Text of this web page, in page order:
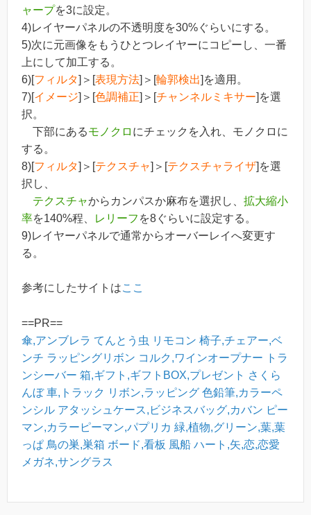
ャープを3に設定。
4)レイヤーパネルの不透明度を30%ぐらいにする。
5)次に元画像をもうひとつレイヤーにコピーし、一番
上にして加工する。
6)[フィルタ]＞[表現方法]＞[輪郭検出]を適用。
7)[イメージ]＞[色調補正]＞[チャンネルミキサー]を選
択。
下部にあるモノクロ にチェックを入れ、モノクロに
する。
8)[フィルタ]＞[テクスチャ]＞[テクスチャライザ]を選
択し、
テクスチャからカンパスか麻布を選択し、 拡大縮小
率を140%程、 レリーフ を8ぐらいに設定する。
9)レイヤーパネルで通常からオーバーレイへ変更す
る。
参考にしたサイトはここ
==PR==
傘,アンブレラ てんとう虫 リモコン 椅子,チェアー,ベ
ンチ ラッピングリボン コルク,ワインオープナー
トラ
ンシーバー 箱,ギフト,ギフトBOX,プレゼント さくら
んぼ 車,トラック リボン,ラッピング 色鉛筆,カラーペ
ンシル アタッシュケース,ビジネスバッグ,カバン ピー
マン,カラーピーマン,パプリカ 緑,植物,グリーン,葉,葉
っぱ 鳥の巣,巣箱 ボード,看板 風船 ハート,矢,恋,恋愛
メガネ,サングラス